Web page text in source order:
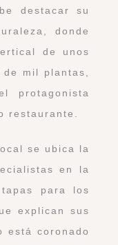
destacar su
donde
de unos
mil plantas,
protagonista
restaurante.
se ubica la
en la
para los
explican sus
está coronado